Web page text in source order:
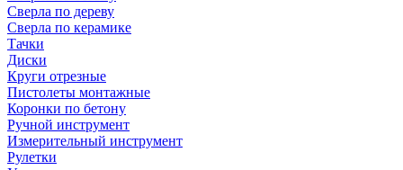
Сверла по дереву
Сверла по керамике
Тачки
Диски
Круги отрезные
Пистолеты монтажные
Коронки по бетону
Ручной инструмент
Измерительный инструмент
Рулетки